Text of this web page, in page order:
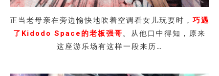
正当老母亲在旁边愉快地吹着空调看女儿玩耍时， 巧遇
了Kidodo Space的老板强哥。从他口中得知，原来
这座游乐场有这样一段来历…